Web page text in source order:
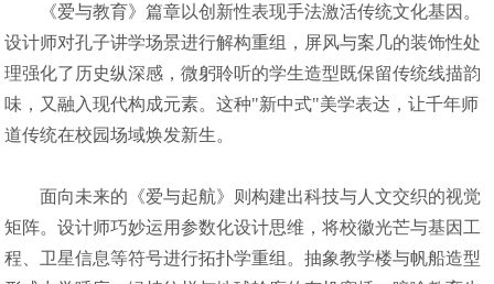
《爱与教育》篇章以创新性表现手法激活传统文化基因。
设计师对孔子讲学场景进行解构重组，屏风与案几的装饰性处
理强化了历史纵深感，微躬聆听的学生造型既保留传统线描韵
味，又融入现代构成元素。这种"新中式"美学表达，让千年师
道传统在校园场域焕发新生。
面向未来的《爱与起航》则构建出科技与人文交织的视觉
矩阵。设计师巧妙运用参数化设计思维，将校徽光芒与基因工
程、卫星信息等符号进行拓扑学重组。抽象教学楼与帆船造型